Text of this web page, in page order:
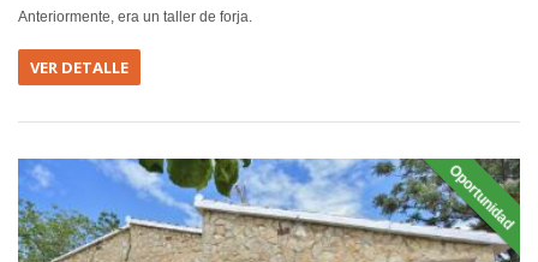
Anteriormente, era un taller de forja.
VER DETALLE
Oportunidad
EN